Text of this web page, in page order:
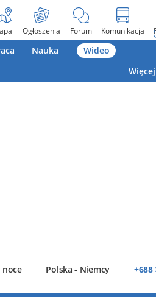
Ogłoszenia Forum Komunikacja
Nauka
Wideo
Więcej
noce Polska - Niemcy +688